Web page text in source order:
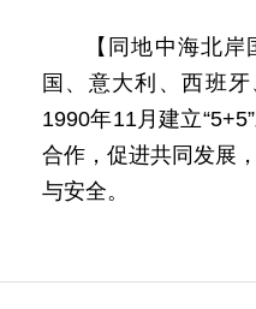
【同地中海北
国、意大利、西班
1990年11月建立
合作，促进共同发展
与安全。